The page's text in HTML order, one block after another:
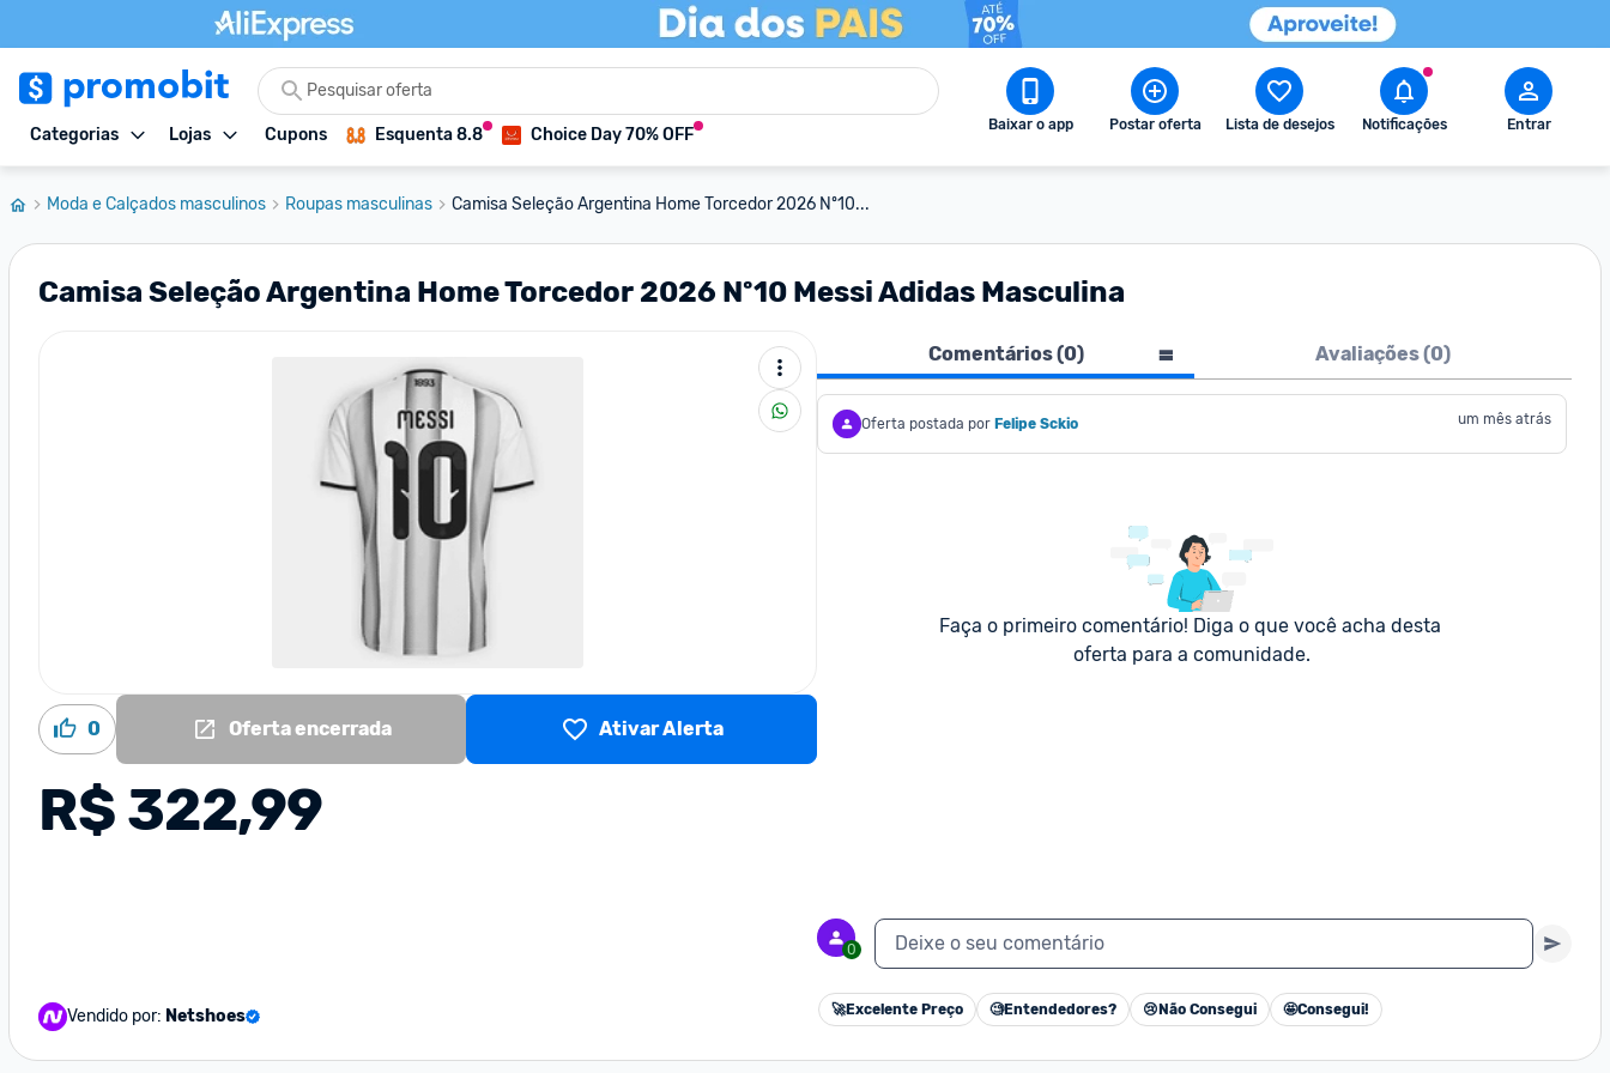
Categorias Lojas Cupons Esquenta 8.8 Choice Day 70% OFF Baixar o app Postar oferta Lista de desejos Notificações Entrar
Moda e Calçados masculinos Roupas masculinas Camisa Seleção Argentina Home Torcedor 2026 Nº10...
Camisa Seleção Argentina Home Torcedor 2026 Nº10 Messi Adidas Masculina
0 Oferta encerrada Ativar Alerta
R$ 322,99
Vendido por: Netshoes
Comentários (0) Avaliações (0)
Oferta postada por Felipe Sckio um mês atrás
Faça o primeiro comentário! Diga o que você acha desta
oferta para a comunidade.
0 Deixe o seu comentário
🚀Excelente Preço 🧐Entendedores? 😢 Não Consegui 🤩Consegui!